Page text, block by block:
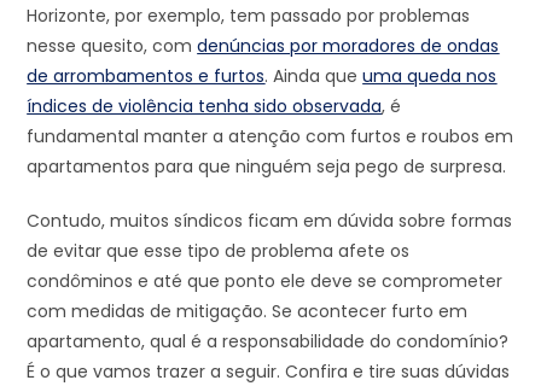
Horizonte, por exemplo, tem passado por problemas
nesse quesito, comdenúncias por moradores de ondas
de arrombamentos e furtos. Ainda queuma queda nos
índices de violência tenha sido observada, é
fundamental manter a atenção com furtos e roubos em
apartamentos para que ninguém seja pego de surpresa.
Contudo, muitos síndicos ficam em dúvida sobre formas
de evitar que esse tipo de problema afete os
condôminos e até que ponto ele deve se comprometer
com medidas de mitigação. Se acontecer furto em
apartamento, qual é a responsabilidade do condomínio?
É o que vamos trazer a seguir. Confira e tire suas dúvidas